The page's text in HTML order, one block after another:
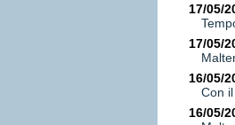
17/05/
17/05/
16/05/
Con
16/05/